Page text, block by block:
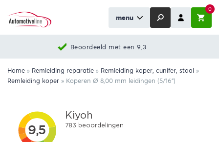
menu
0
Beoordeeld met een 9,3
Home » Remleiding reparatie » Remleiding koper, cunifer, staal »
Remleiding koper » Koperen Ø 8,00 mm leidingen (5/16")